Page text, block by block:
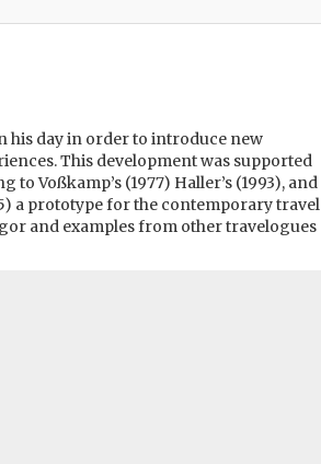
his day in order to introduce new
This development was supported
Voßkamp’s (1977) Haller’s (1993), and
a prototype for the contemporary travel
and examples from other travelogues